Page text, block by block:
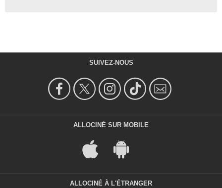
SUIVEZ-NOUS
ALLOCINÉ SUR MOBILE
ALLOCINÉ À L'ÉTRANGER